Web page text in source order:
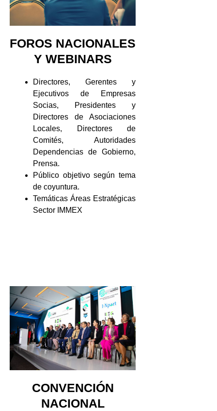
FOROS NACIONALES
Y WEBINARS
Directores, Gerentes y
Ejecutivos de Empresas
Socias, Presidentes y
Directores de Asociaciones
Locales, Directores de
Comités, Autoridades
Dependencias de Gobierno,
Prensa.
Público objetivo según tema
de coyuntura.
Temáticas Áreas Estratégicas
Sector IMMEX
CONVENCIÓN
NACIONAL